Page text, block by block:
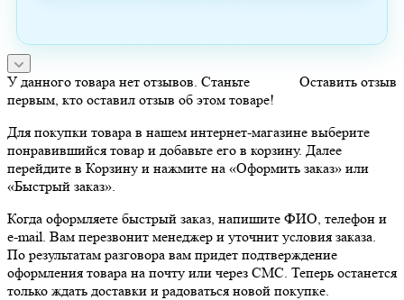
Оставить отзыв
У данного товара нет отзывов. Станьте
первым, кто оставил отзыв об этом товаре!
Для покупки товара в нашем интернет-магазине выберите
понравившийся товар и добавьте его в корзину. Далее
перейдите в Корзину и нажмите на «Оформить заказ» или
«Быстрый заказ».
Когда оформляете быстрый заказ, напишите ФИО, телефон и
e-mail. Вам перезвонит менеджер и уточнит условия заказа.
По результатам разговора вам придет подтверждение
оформления товара на почту или через СМС. Теперь останется
только ждать доставки и радоваться новой покупке.